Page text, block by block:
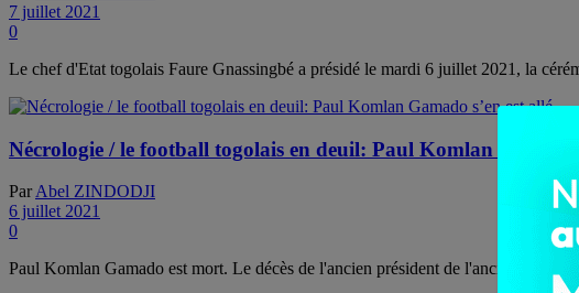
7 juillet 2021
0
Le chef d'Etat togolais Faure Gnassingbé a présidé le mardi 6 juillet 2021, la
Nécrologie / le football togolais en deuil: Paul Komlan Gamado
Par Abel ZINDODJI
6 juillet 2021
0
Paul Komlan Gamado est mort. Le décès de l'ancien président de l'ancien district